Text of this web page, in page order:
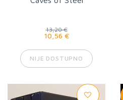
13,20 €
10,56 €
NIJE DOSTUPNO